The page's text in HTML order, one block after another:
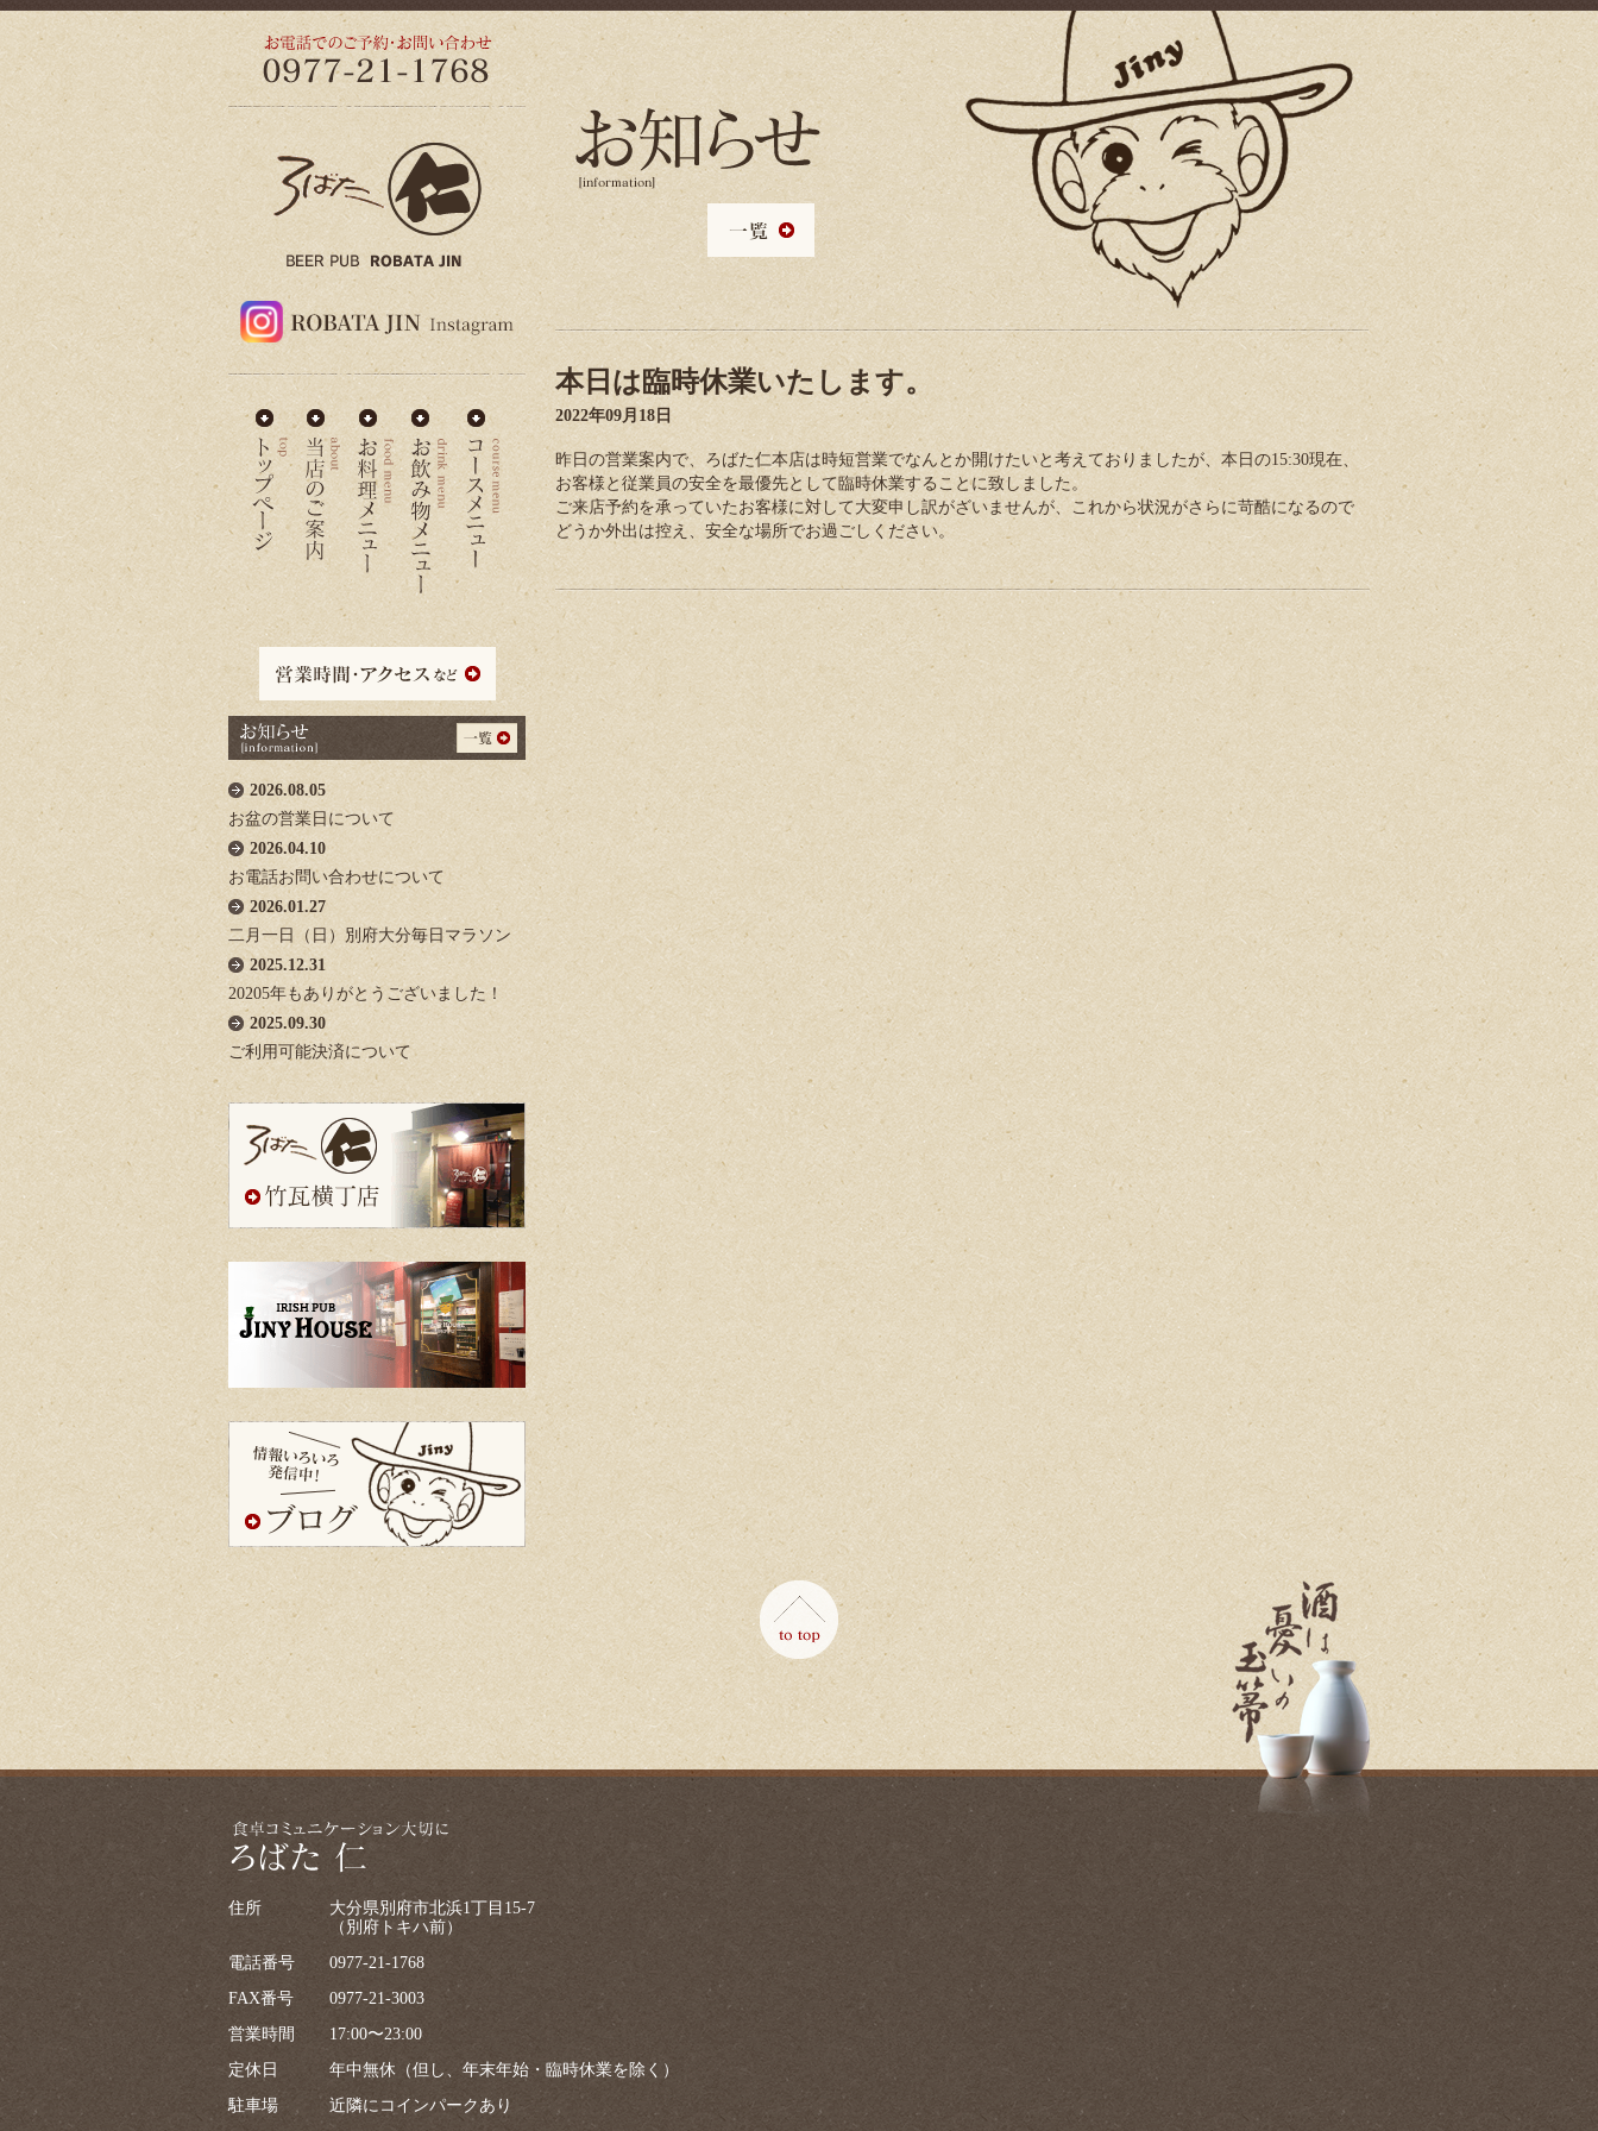
2026.08.05
お盆の営業日について
2026.04.10
お電話お問い合わせについて
2026.01.27
二月一日（日）別府大分毎日マラソン
2025.12.31
20205年もありがとうございました！
2025.09.30
ご利用可能決済について
本日は臨時休業いたします。
2022年09月18日
昨日の営業案内で、ろばた仁本店は時短営業でなんとか開けたいと考えておりましたが、本日の15:30現在、
お客様と従業員の安全を最優先として臨時休業することに致しました。
ご来店予約を承っていたお客様に対して大変申し訳がざいませんが、これから状況がさらに苛酷になるので
どうか外出は控え、安全な場所でお過ごしください。
住所
大分県別府市北浜1丁目15-7
（別府トキハ前）
電話番号
0977-21-1768
FAX番号
0977-21-3003
営業時間
17:00〜23:00
定休日
年中無休（但し、年末年始・臨時休業を除く）
駐車場
近隣にコインパークあり